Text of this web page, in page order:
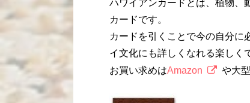
ハワイアンカードとは、植物、
カードです。
カードを引くことで今の自分に
イ文化にも詳しくなれる楽しく
お買い求めはAmazon や大